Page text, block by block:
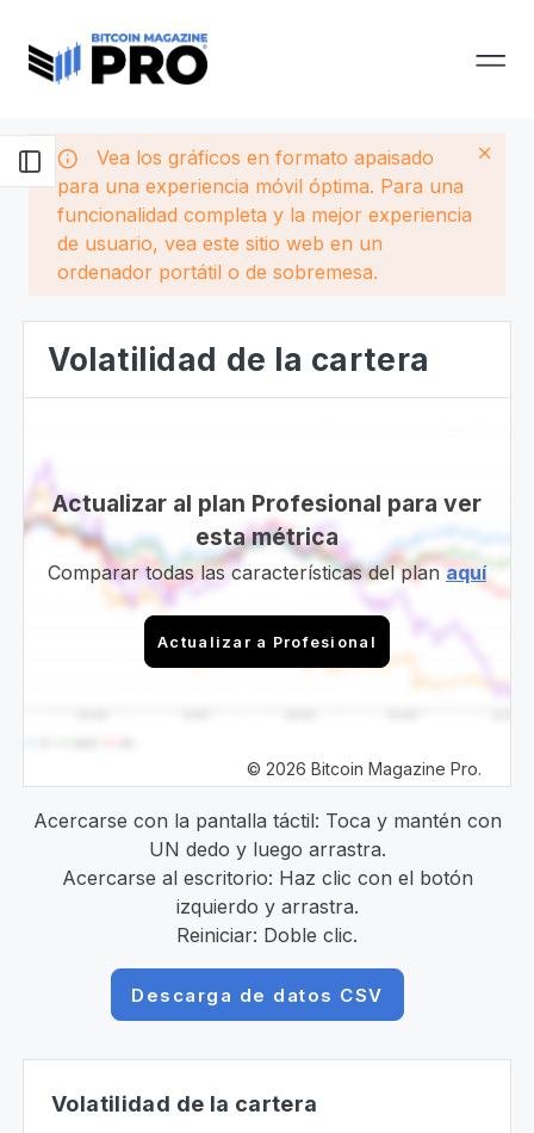
Vea los gráficos en formato apaisado
para una experiencia móvil óptima. Para una
funcionalidad completa y la mejor experiencia
de usuario, vea este sitio web en un
ordenador portátil o de sobremesa.
Volatilidad de la cartera
Actualizar al plan Profesional para ver
esta métrica
Comparar todas las características del planaquí
Actualizar a Profesional
© 2026 Bitcoin Magazine Pro.
Acercarse con la pantalla táctil: Toca y mantén con
UN dedo y luego arrastra.
Acercarse al escritorio: Haz clic con el botón
izquierdo y arrastra.
Reiniciar: Doble clic.
Descarga de datos CSV
Volatilidad de la cartera